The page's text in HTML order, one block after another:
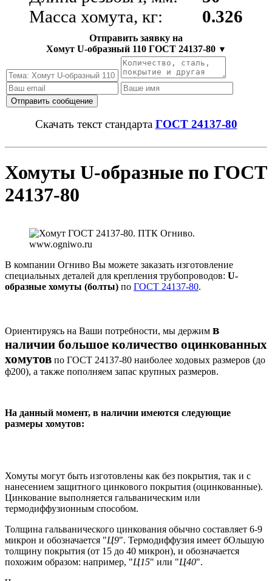
Масса хомута, кг:
0.326
Отправить заявку на
Хомут U-образный 110 ГОСТ 24137-80 ▼
Скачать текст стандарта ГОСТ 24137-80
Хомуты U-образные по ГОСТ
24137-80
В компании Огниво Вы можете заказать изготовление
специальных деталей для крепления трубопроводов: U-
образные хомуты (болты) по ГОСТ 24137-80.
Ориентируясь на Ваши потребности, мы держим в
наличии большое количество оцинкованных
хомутов по ГОСТ 24137-80 наиболее ходовых размеров (до
ф200), а также пополняем запас крупных размеров.
На данный момент, в наличии имеются следующие
размеры хомутов:
Хомуты могут быть изготовлены как без покрытия, так и с
нанесением защитного цинкового покрытия (оцинкованные).
Цинкование выполняется гальваническим или
термодиффузионным способом.
Толщина гальванического цинкования обычно составляет 6-9
микрон и обозначается "Ц9". Термодиффузия имеет бОльшую
толщину покрытия (от 15 до 40 микрон), и обозначается
похожим образом: например, "Ц15" или "Ц40".